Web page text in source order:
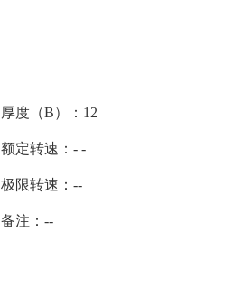
厚度（B）：12
额定转速：- -
极限转速：--
备注：--